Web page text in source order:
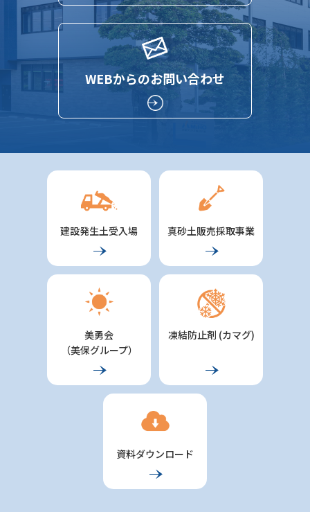
WEBからのお問い合わせ
建設発生土受入場 真砂土販売採取事業
美勇会
（美保グループ）
凍結防止剤 (カマグ)
資料ダウンロード